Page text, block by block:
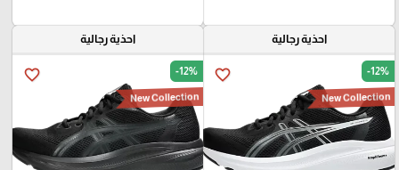
احذية رجالية
favorite_border -12%
New Collection
احذية رجالية
favorite_border -12%
New Collection